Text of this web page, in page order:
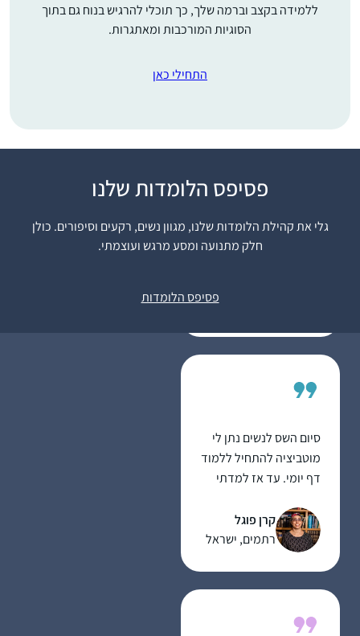
ללמידה בקצב וברמה שלך, כך תוכלי להרגיש בנוח גם בתוך
הסוגיות המורכבות ומאתגרות.
התחילי כאן
פסיפס הלומדות שלנו
גלי את קהילת הלומדות שלנו, מגוון נשים, רקעים וסיפורים. כולן
חלק מתנועה ומסע מרגש ועוצמתי.
פסיפס הלומדות
רציתי לקבל ידע בתחום
וחשוב אך נעלם ממני.
הלימוד מעניק אתגר
סיום השס לנשים נתן לי
מוטביציה להתחיל ללמוד
דף יומי. עד אז למדתי
כמה סיומים. אבל לימוד
יומיומי זה שונה לגמרי
ופתאום כל דבר שקורה
קרן פוגל
רתמים, ישראל